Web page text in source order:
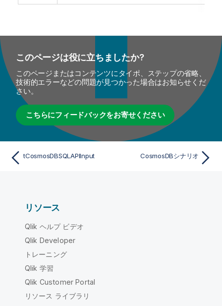
このページは役に立ちましたか?
このページまたはコンテンツにタイポ、ステップの省略、
技術的エラーなどの問題が見つかった場合はお知らせくだ
さい。
こちらにフィードバックをお寄せください
tCosmosDBSQLAPIInput CosmosDBシナリオ
リソース
Qlik ヘルプ ビデオ
Qlik Developer
トレーニング
Qlik 学習
Qlik Customer Portal
リソース ライブラリ